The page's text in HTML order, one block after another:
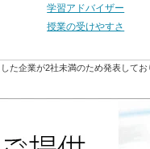
学習アドバイザー
授業の受けやすさ
企業が2社未満のため発表してお